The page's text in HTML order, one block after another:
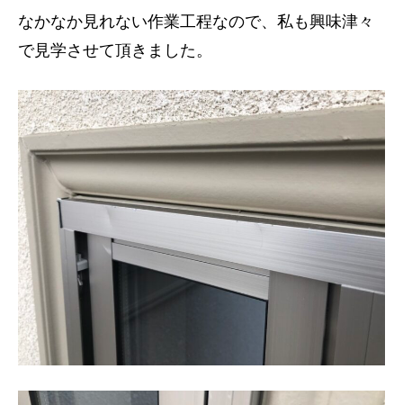
なかなか見れない作業工程なので、私も興味津々
で見学させて頂きました。